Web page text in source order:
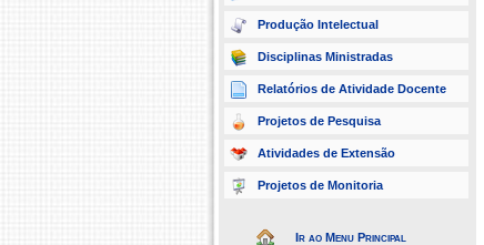
Produção Intelectual
Disciplinas Ministradas
Relatórios de Atividade Docente
Projetos de Pesquisa
Atividades de Extensão
Projetos de Monitoria
Ir ao Menu Principal